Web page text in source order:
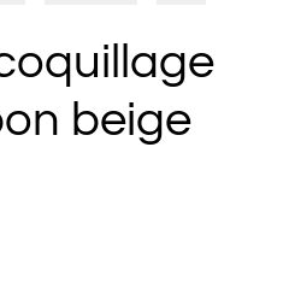
beige